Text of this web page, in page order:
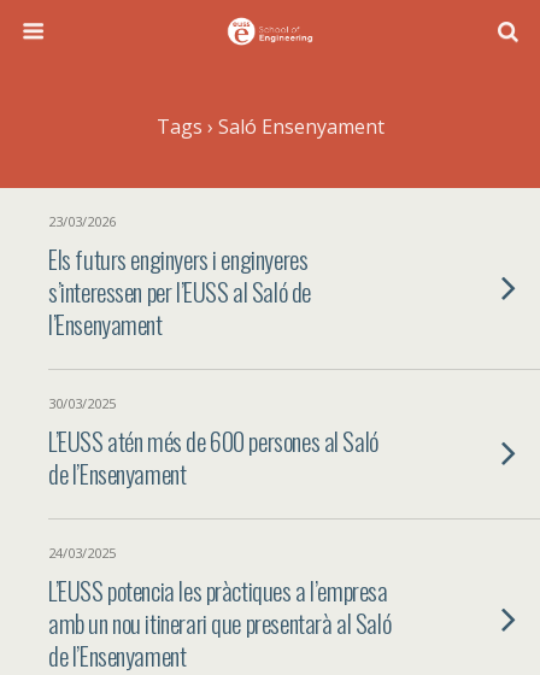
Tags › Saló Ensenyament
23/03/2026
Els futurs enginyers i enginyeres
s’interessen per l’EUSS al Saló de
l’Ensenyament
30/03/2025
L’EUSS atén més de 600 persones al Saló
de l’Ensenyament
24/03/2025
L’EUSS potencia les pràctiques a l’empresa
amb un nou itinerari que presentarà al Saló
de l’Ensenyament